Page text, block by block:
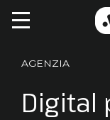
AGENZIA
Digital